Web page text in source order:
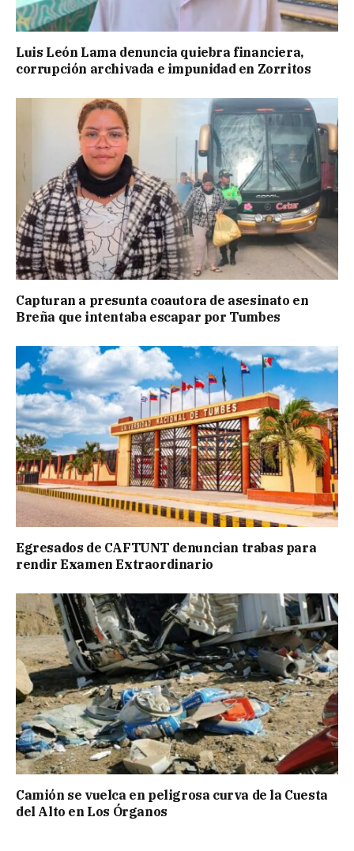
Luis León Lama denuncia quiebra financiera,
corrupción archivada e impunidad en Zorritos
Capturan a presunta coautora de asesinato en
Breña que intentaba escapar por Tumbes
Egresados de CAFTUNT denuncian trabas para
rendir Examen Extraordinario
Camión se vuelca en peligrosa curva de la Cuesta
del Alto en Los Órganos